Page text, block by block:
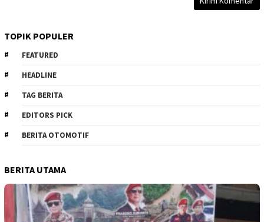
TOPIK POPULER
FEATURED
HEADLINE
TAG BERITA
EDITORS PICK
BERITA OTOMOTIF
BERITA UTAMA